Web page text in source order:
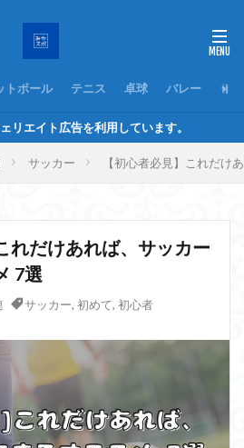
トボール テニス 卓球 バレー ラ
リエイト広告を利用しています。
サッカー 【初心者必見】これだけ
れだけあれば、サッカー
7選
サッカー, 初めて, 初心者